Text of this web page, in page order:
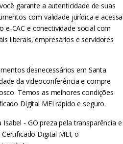
garante a autenticidade de suas
com validade jurídica e acessa
CAC e conectividade social com
liberais, empresários e servidores
desnecessários em Santa
da videoconferência e compre
Temos as melhores condições
Digital MEI rápido e seguro.
- GO preza pela transparência e
Digital MEI, o